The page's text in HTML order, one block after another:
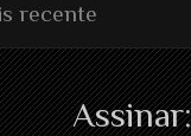
recente